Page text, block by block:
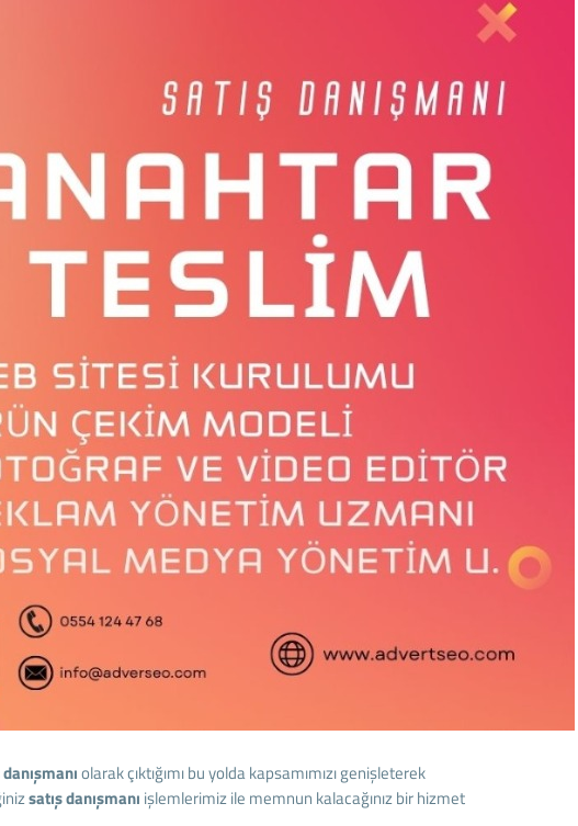
olarak çıktığımı bu yolda kapsamımızı genişleterek
satış danışmanı işlemlerimiz ile memnun kalacağınız bir hizmet